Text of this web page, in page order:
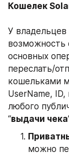
Кошелек
У
возможность
основных
переслать/
кошельками
UserName,
любого
“выдачи чека
можно